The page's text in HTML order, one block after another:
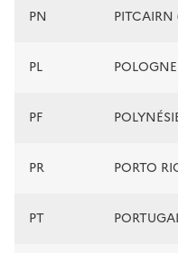
PN PITCAIRN
PL
PF
PR PORTO
PT